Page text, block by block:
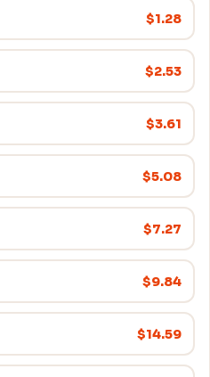
$1.28
$2.53
$3.61
$5.08
$7.27
$9.84
$14.59